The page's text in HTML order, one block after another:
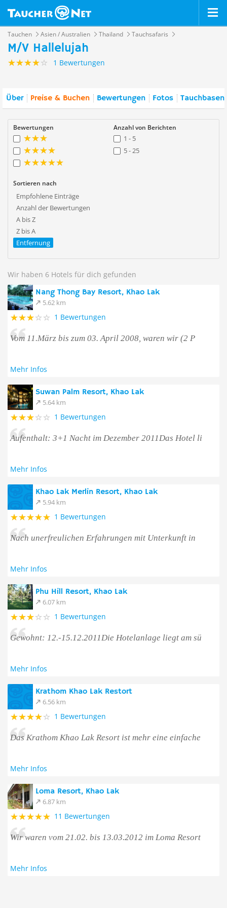
Tauchen Asien / Australien Thailand Tauchsafaris
M/V Hallelujah
1 Bewertungen
Über Preise & Buchen Bewertungen Fotos
Bewertungen Anzahl von Berichten
1 - 5
5 - 25
Sortieren nach
Empfohlene Einträge
Anzahl der Bewertungen
A bis Z
Z bis A
Entfernung
Wir haben 6 Hotels für dich gefunden
Nang Thong Bay Resort, Khao Lak
5.62 km
1 Bewertungen
Vom 11.März bis zum 03. April 2008, waren wir (2 P
Mehr Infos
Suwan Palm Resort, Khao Lak
5.64 km
1 Bewertungen
Aufenthalt: 3+1 Nacht im Dezember 2011Das Hotel li
Mehr Infos
Khao Lak Merlin Resort, Khao Lak
5.94 km
1 Bewertungen
Nach unerfreulichen Erfahrungen mit Unterkunft in
Mehr Infos
Phu Hill Resort, Khao Lak
6.07 km
1 Bewertungen
Gewohnt: 12.-15.12.2011Die Hotelanlage liegt am sü
Mehr Infos
Krathom Khao Lak Restort
6.56 km
1 Bewertungen
Das Krathom Khao Lak Resort ist mehr eine einfache
Mehr Infos
Loma Resort, Khao Lak
6.87 km
11 Bewertungen
Wir waren vom 21.02. bis 13.03.2012 im Loma Resort
Mehr Infos